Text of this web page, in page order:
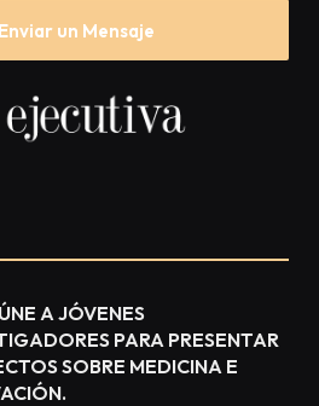
Enviar un Mensaje
A JÓVENES
PARA PRESENTAR
SOBRE MEDICINA E